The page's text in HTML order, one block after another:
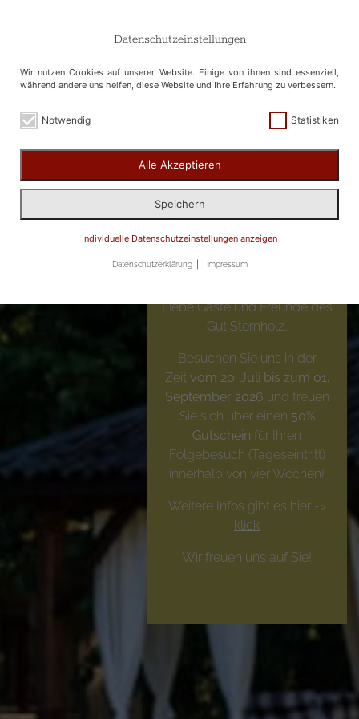
Datenschutzeinstellungen
Wir nutzen Cookies auf unserer Website. Einige von ihnen sind essenziell,
während andere uns helfen, diese Website und Ihre Erfahrung zu verbessern.
Notwendig Statistiken
Alle Akzeptieren
Speichern
Individuelle Datenschutzeinstellungen anzeigen
Datenschutzerklärung Impressum
50% Gutschein
erhalten!
Liebe Gäste und Freunde des
Gut Sternholz.
Besuchen Sie uns in der
Zeit vom 20. Juli bis zum 01.
September 2026 und freuen
Sie sich über einen 50%
Gutschein für Ihren
Folgebesuch (Tageseintritt)
innerhalb von vier Wochen!
Weitere Infos gibt es hier ->
klick
Wir freuen uns auf Sie!